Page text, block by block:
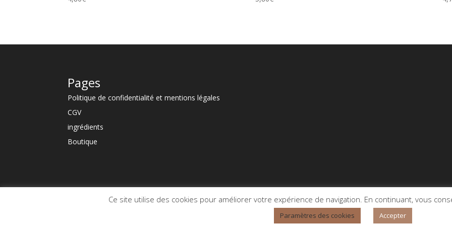
Pages
Politique de confidentialité et mentions légales
CGV
ingrédients
Boutique
| tous droits réservés
Ce site utilise des cookies pour améliorer votre expérience de navigation. En continuant, vous
Paramètres des cookies Accepter